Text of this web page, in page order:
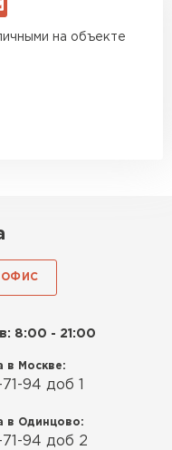
на объекте
ОФИС
8:00 - 21:00
в Москве:
94 доб 1
в Одинцово:
94 доб 2